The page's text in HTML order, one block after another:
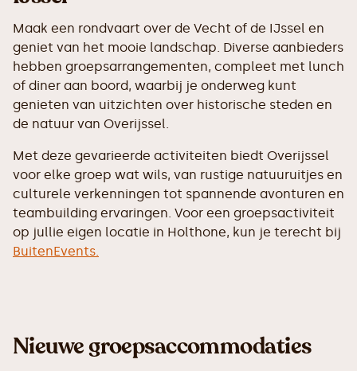
Maak een rondvaart over de Vecht of de IJssel en
geniet van het mooie landschap. Diverse aanbieders
hebben groepsarrangementen, compleet met lunch
of diner aan boord, waarbij je onderweg kunt
genieten van uitzichten over historische steden en
de natuur van Overijssel.
Met deze gevarieerde activiteiten biedt Overijssel
voor elke groep wat wils, van rustige natuuruitjes en
culturele verkenningen tot spannende avonturen en
teambuilding ervaringen. Voor een groepsactiviteit
op jullie eigen locatie in Holthone, kun je terecht bij
BuitenEvents.
Nieuwe groepsaccommodaties